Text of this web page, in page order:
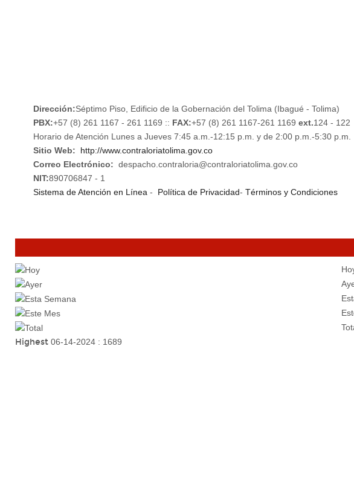
Dirección:Séptimo Piso, Edificio de la Gobernación del Tolima (Ibagué - Tolima)
PBX:+57 (8) 261 1167 - 261 1169 :: FAX:+57 (8) 261 1167-261 1169 ext.124 - 122
Horario de Atención Lunes a Jueves 7:45 a.m.-12:15 p.m. y de 2:00 p.m.-5:30
Sitio Web:
http://www.contraloriatolima.gov.co
Correo Electrónico: despacho.contraloria@contraloriatolima.gov.co
NIT:890706847 - 1
Sistema de Atención en Línea - Política de Privacidad- Términos y Condiciones
Highest 06-14-2024 : 1689